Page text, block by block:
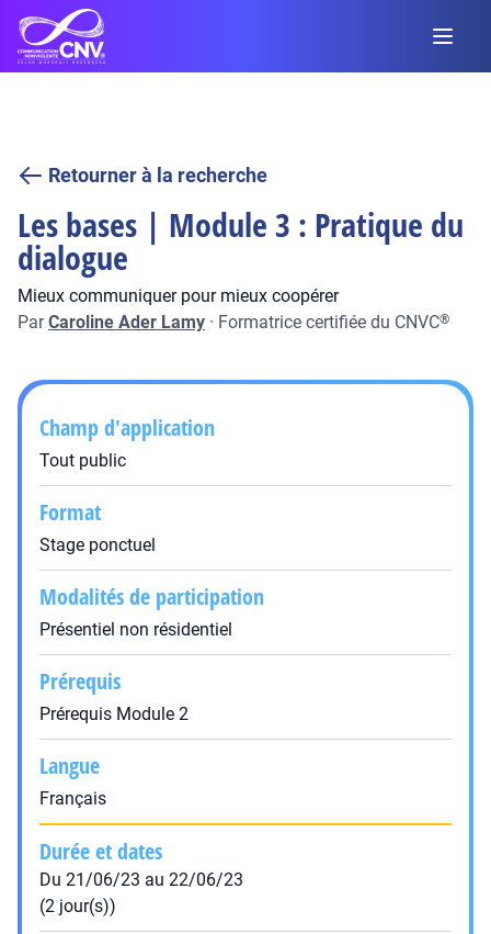
Retourner à la recherche
Les bases | Module 3 : Pratique du
dialogue
Mieux communiquer pour mieux coopérer
ParCaroline Ader Lamy · Formatrice certifiée du CNVC®
Champ d'application
Tout public
Format
Stage ponctuel
Modalités de participation
Présentiel non résidentiel
Prérequis
Prérequis Module 2
Langue
Français
Durée et dates
Du 21/06/23 au 22/06/23
(2 jour(s))